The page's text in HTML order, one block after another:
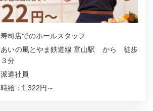
寿司店でのホールスタッフ
あいの風とやま鉄道線 富山駅 から 徒歩
３分
派遣社員
時給：1,322円～